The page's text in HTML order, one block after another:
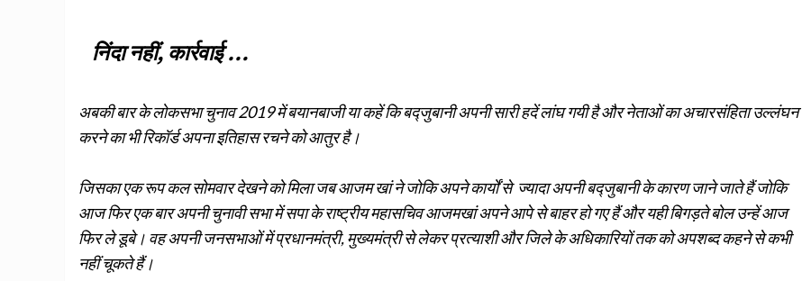
निंदा नहीं, कार्रवाई …
अबकी बार के लोकसभा चुनाव 2019 में बयानबाजी या कहें कि बद्जुबानी अपनी सारी हदें लांघ गयी है और नेताओं का अचारसंहिता उल्लंघन
करने का भी रिकॉर्ड अपना इतिहास रचने को आतुर है।
जिसका एक रूप कल सोमवार देखने को मिला जब आजम खां ने जोकि अपने कार्यों से ज्यादा अपनी बद्जुबानी के कारण जाने जाते हैं जोकि
आज फिर एक बार अपनी चुनावी सभा में सपा के राष्ट्रीय महासचिव आजमखां अपने आपे से बाहर हो गए हैं और यही बिगड़ते बोल उन्हें आज
फिर ले डूबे। वह अपनी जनसभाओं में प्रधानमंत्री, मुख्यमंत्री से लेकर प्रत्याशी और जिले के अधिकारियों तक को अपशब्द कहने से कभी
नहीं चूकते हैं।